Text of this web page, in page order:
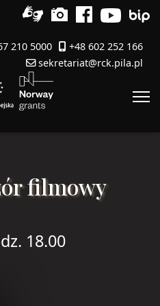
210 5000
+48 602 252 166
sekretariat@rck.pila.pl
filmowy
18.00